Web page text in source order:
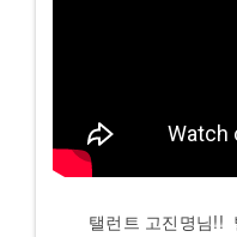
탤런트 고진명님!!